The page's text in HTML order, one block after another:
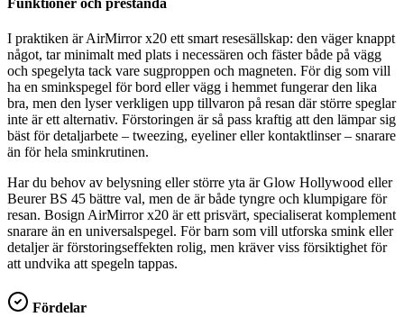
Funktioner och prestanda
I praktiken är AirMirror x20 ett smart resesällskap: den väger knappt
något, tar minimalt med plats i necessären och fäster både på vägg
och spegelyta tack vare sugproppen och magneten. För dig som vill
ha en sminkspegel för bord eller vägg i hemmet fungerar den lika
bra, men den lyser verkligen upp tillvaron på resan där större speglar
inte är ett alternativ. Förstoringen är så pass kraftig att den lämpar sig
bäst för detaljarbete – tweezing, eyeliner eller kontaktlinser – snarare
än för hela sminkrutinen.
Har du behov av belysning eller större yta är Glow Hollywood eller
Beurer BS 45 bättre val, men de är både tyngre och klumpigare för
resan. Bosign AirMirror x20 är ett prisvärt, specialiserat komplement
snarare än en universalspegel. För barn som vill utforska smink eller
detaljer är förstoringseffekten rolig, men kräver viss försiktighet för
att undvika att spegeln tappas.
Fördelar